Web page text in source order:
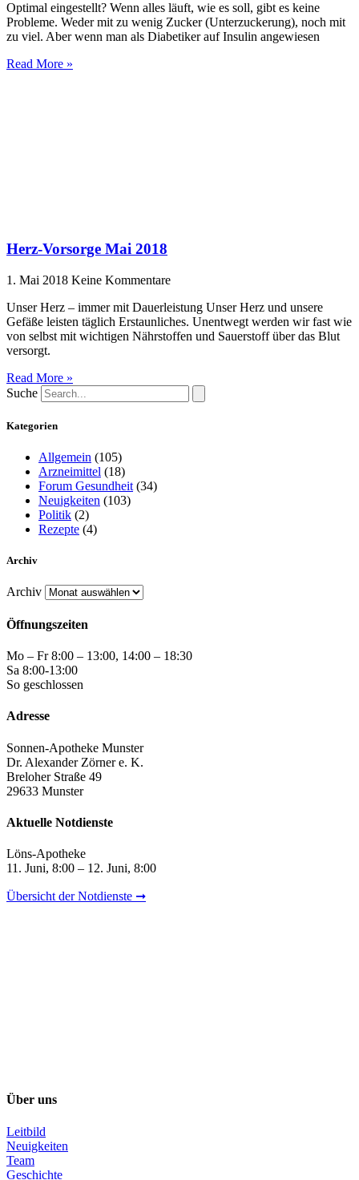
Optimal eingestellt? Wenn alles läuft, wie es soll, gibt es keine
Probleme. Weder mit zu wenig Zucker (Unterzuckerung), noch mit
zu viel. Aber wenn man als Diabetiker auf Insulin angewiesen
Read More »
Herz-Vorsorge Mai 2018
1. Mai 2018 Keine Kommentare
Unser Herz – immer mit Dauerleistung Unser Herz und unsere
Gefäße leisten täglich Erstaunliches. Unentwegt werden wir fast wie
von selbst mit wichtigen Nährstoffen und Sauerstoff über das Blut
versorgt.
Read More »
Suche
Kategorien
Allgemein (105)
Arzneimittel (18)
Forum Gesundheit (34)
Neuigkeiten (103)
Politik (2)
Rezepte (4)
Archiv
Archiv
Öffnungszeiten
Mo – Fr 8:00 – 13:00, 14:00 – 18:30
Sa 8:00-13:00
So geschlossen
Adresse
Sonnen-Apotheke Munster
Dr. Alexander Zörner e. K.
Breloher Straße 49
29633 Munster
Aktuelle Notdienste
Löns-Apotheke
11. Juni, 8:00 – 12. Juni, 8:00
Übersicht der Notdienste ➞
Über uns
Leitbild
Neuigkeiten
Team
Geschichte